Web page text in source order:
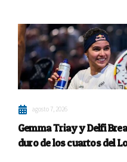
agosto 7, 2026
Gemma Triay y Delfi
duro de los cuartos del